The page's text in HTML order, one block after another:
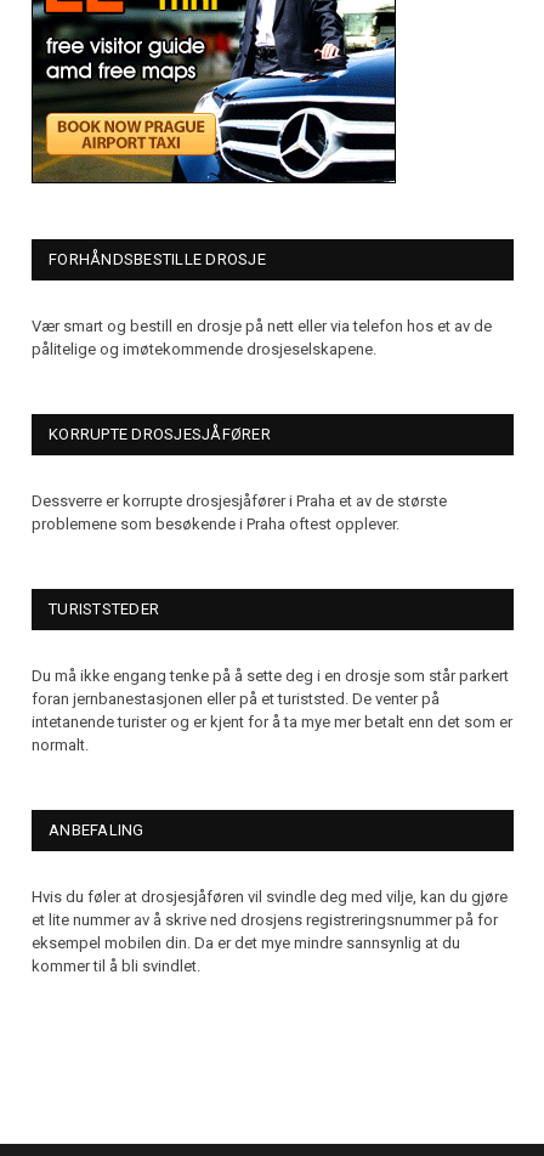
FORHÅNDSBESTILLE DROSJE
Vær smart og bestill en drosje på nett eller via telefon hos et av de
pålitelige og imøtekommende drosjeselskapene.
KORRUPTE DROSJESJÅFØRER
Dessverre er korrupte drosjesjåfører i Praha et av de største
problemene som besøkende i Praha oftest opplever.
TURISTSTEDER
Du må ikke engang tenke på å sette deg i en drosje som står parkert
foran jernbanestasjonen eller på et turiststed. De venter på
intetanende turister og er kjent for å ta mye mer betalt enn det som er
normalt.
ANBEFALING
Hvis du føler at drosjesjåføren vil svindle deg med vilje, kan du gjøre
et lite nummer av å skrive ned drosjens registreringsnummer på for
eksempel mobilen din. Da er det mye mindre sannsynlig at du
kommer til å bli svindlet.